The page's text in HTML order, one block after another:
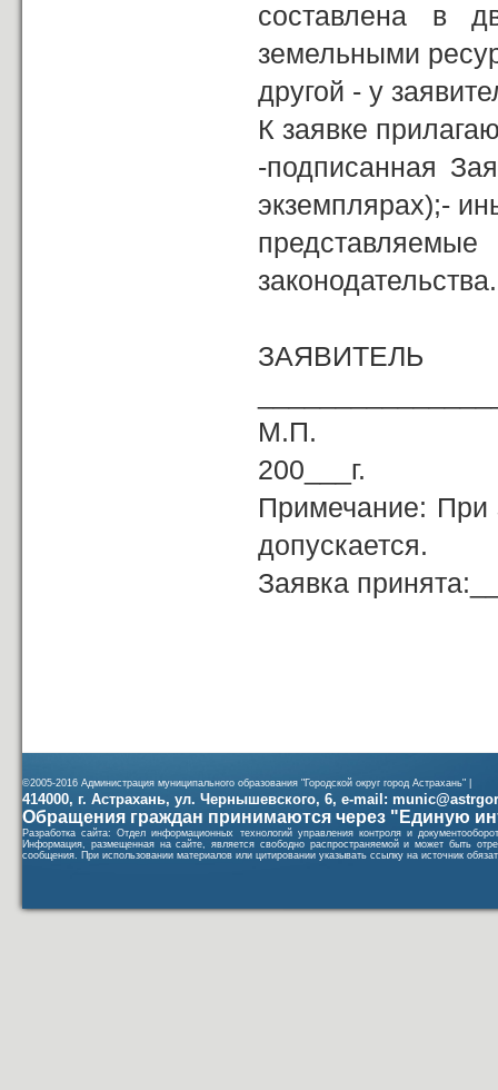
составлена в
земельными
другой - у
К заявке
-подписанная
экземплярах);-
законодательства.
М.П.
200___г.
Примечание: При
допускается.
Заявка
©2005-2016 Администрация муниципального образования "Городской округ город Астрахань" |
414000, г. Астрахань, ул. Чернышевского, 6, e-mail:
Обращения граждан принимаются через "Единую
Разработка сайта: Отдел информационных технологий управления контроля и
Информация, размещенная на сайте, является свободно распространяемой и может быть
сообщения. При использовании материалов или цитировании указывать ссылку на источник